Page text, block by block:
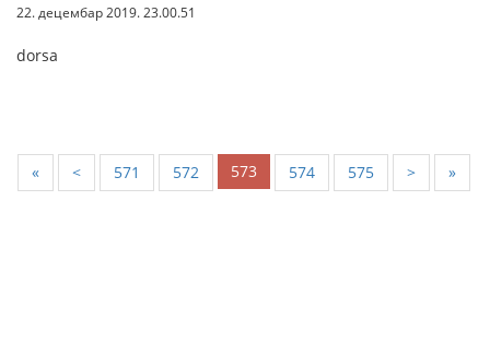
22. децембар 2019. 23.00.51
dorsa
« < 571 572 573 574 575 > »